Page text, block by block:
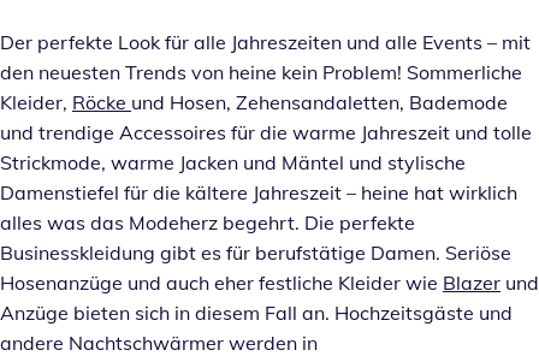
Der perfekte Look für alle Jahreszeiten und alle Events – mit
den neuesten Trends von heine kein Problem! Sommerliche
Kleider, Röcke und Hosen, Zehensandaletten, Bademode
und trendige Accessoires für die warme Jahreszeit und tolle
Strickmode, warme Jacken und Mäntel und stylische
Damenstiefel für die kältere Jahreszeit – heine hat wirklich
alles was das Modeherz begehrt. Die perfekte
Businesskleidung gibt es für berufstätige Damen. Seriöse
Hosenanzüge und auch eher festliche Kleider wie Blazer und
Anzüge bieten sich in diesem Fall an. Hochzeitsgäste und
andere Nachtschwärmer werden in